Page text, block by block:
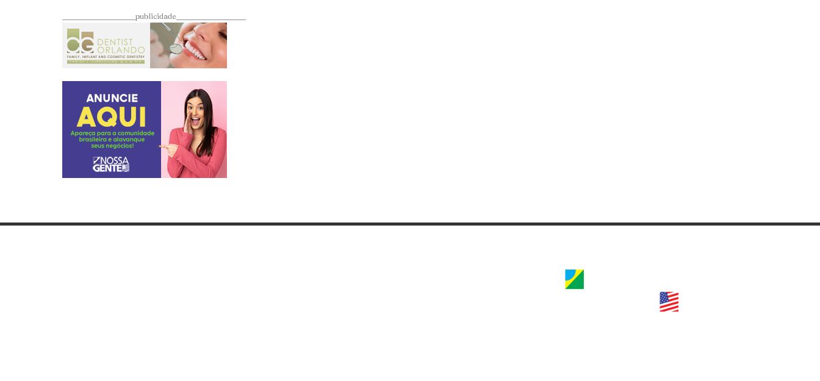
____________________publicidade___________________